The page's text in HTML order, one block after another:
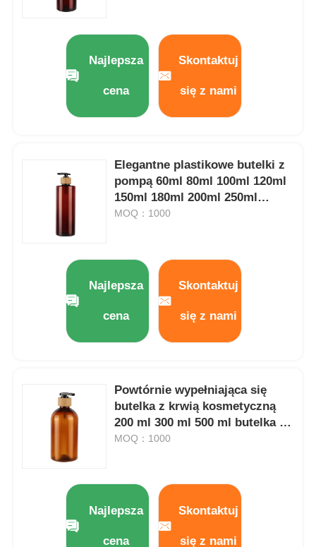
Najlepsza
cena
Skontaktuj
się z nami
Elegantne plastikowe butelki z
pompą 60ml 80ml 100ml 120ml
150ml 180ml 200ml 250ml
300ml PET butelka bursztynowa
MOQ：1000
Najlepsza
cena
Skontaktuj
się z nami
Powtórnie wypełniająca się
butelka z krwią kosmetyczną
200 ml 300 ml 500 ml butelka z
PET bursztynowego
MOQ：1000
Najlepsza
cena
Skontaktuj
się z nami